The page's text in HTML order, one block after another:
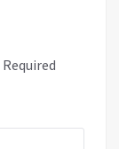
Required